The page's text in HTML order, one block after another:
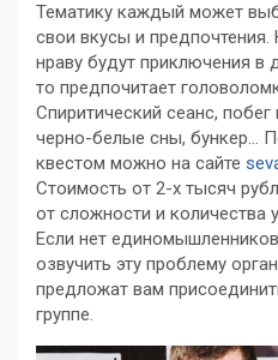
Тематику каждый может
свои вкусы и
нраву будут приключения в
то предпочитает
Спиритический сеанс,
черно-белые сны, бункер…
квестом можно на сайте
Стоимость от 2-х тысяч
от сложности и количества
Если нет
озвучить эту проблему
предложат вам
группе.